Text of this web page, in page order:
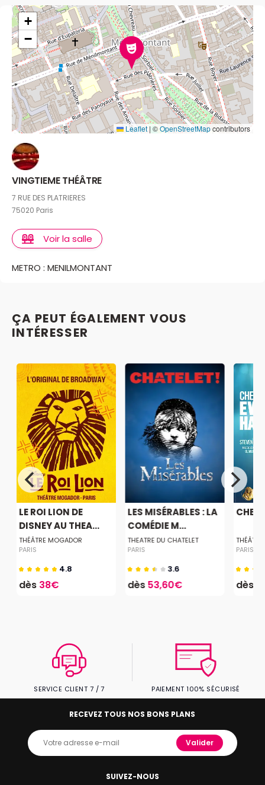
+
−
Leaflet | ©OpenStreetMapcontributors
VINGTIEME THÉÂTRE
7 RUE DES PLATRIERES
75020 Paris
Voir la salle
METRO : MENILMONTANT
ÇA PEUT ÉGALEMENT VOUS
INTÉRESSER
LE ROI LION DE
DISNEY AU THEA...
THÉÂTRE MOGADOR
PARIS
4.8
dès 38€
LES MISÉRABLES : LA
COMÉDIE M...
THEATRE DU CHATELET
PARIS
3.6
dès53,60€
CHER
PARIS
dès
SERVICE CLIENT 7 / 7 PAIEMENT 100% SÉCURISÉ
SUIVEZ-NOUS
RECEVEZ TOUS NOS BONS PLANS
Valider